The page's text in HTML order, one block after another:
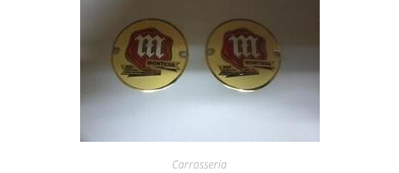
Carrosseria